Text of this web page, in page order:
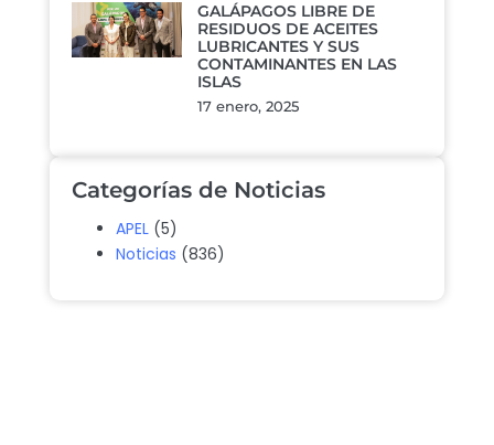
GALÁPAGOS LIBRE DE
RESIDUOS DE ACEITES
LUBRICANTES Y SUS
CONTAMINANTES EN LAS
ISLAS
17 enero, 2025
Categorías de Noticias
APEL (5)
Noticias (836)